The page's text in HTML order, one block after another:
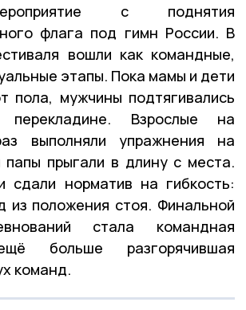
с поднятия
флага под гимн России. В
вошли как командные,
этапы. Пока мамы и дети
пола, мужчины подтягивались
Взрослые на
выполняли упражнения на
прыгали в длину с места.
сдали норматив на гибкость:
из положения стоя. Финальной
стала командная
больше разгорячившая
команд.